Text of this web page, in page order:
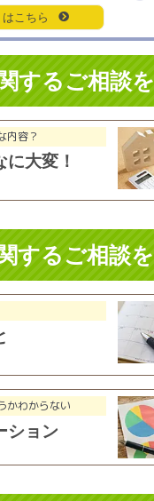
こちら
するご相談を
内容？
に大変！
するご相談を
かわからない
ション